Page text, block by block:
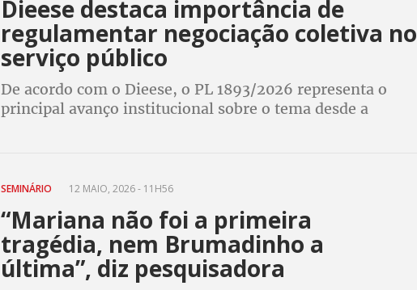
Dieese destaca importância de
regulamentar negociação coletiva no
serviço público
De acordo com o Dieese, o PL 1893/2026 representa o
principal avanço institucional sobre o tema desde a
SEMINÁRIO 12 MAIO, 2026 - 11H56
“Mariana não foi a primeira
tragédia, nem Brumadinho a
última”, diz pesquisadora